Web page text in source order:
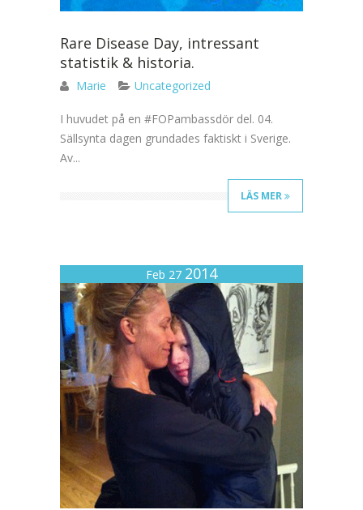
Rare Disease Day, intressant
statistik & historia.
Marie Uncategorized
I huvudet på en #FOPambassdör del. 04.
Sällsynta dagen grundades faktiskt i Sverige.
Av...
LÄS MER
Feb 27 2014